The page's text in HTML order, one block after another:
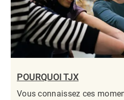
POURQUOI TJX
Vous connaissez ces